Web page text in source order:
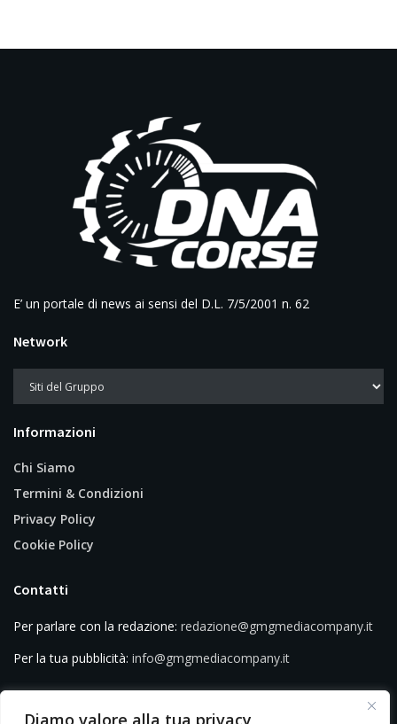
Diamo valore alla tua privacy
E’ un portale di news ai sensi del D.L. 7/5/2001 n. 62
Network
Informazioni
Chi Siamo
Termini & Condizioni
Privacy Policy
Cookie Policy
Contatti
Per parlare con la redazione: redazione@gmgmediacompany.it
Per la tua pubblicità: info@gmgmediacompany.it